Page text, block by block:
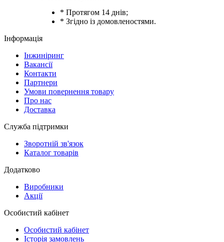
* Протягом 14 днів;
* Згідно із домовленостями.
Інформація
Інжиніринг
Вакансії
Контакти
Партнери
Умови повернення товару
Про нас
Доставка
Служба підтримки
Зворотній зв'язок
Каталог товарів
Додатково
Виробники
Акції
Особистий кабінет
Особистий кабінет
Історія замовлень